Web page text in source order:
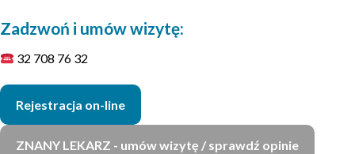
Zadzwoń i umów wizytę:
32 708 76 32
Rejestracja on-line
ZNANY LEKARZ - umów wizytę / sprawdź opinie